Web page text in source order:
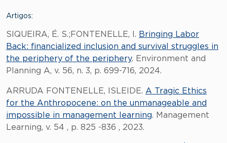
Artigos:
SIQUEIRA, É. S.;FONTENELLE, I. Bringing Labor
Back: financialized inclusion and survival struggles in
the periphery of the periphery. Environment and
Planning A, v. 56, n. 3, p. 699-716, 2024.
ARRUDA FONTENELLE, ISLEIDE. A Tragic Ethics
for the Anthropocene: on the unmanageable and
impossible in management learning. Management
Learning, v. 54 , p. 825 -836 , 2023.